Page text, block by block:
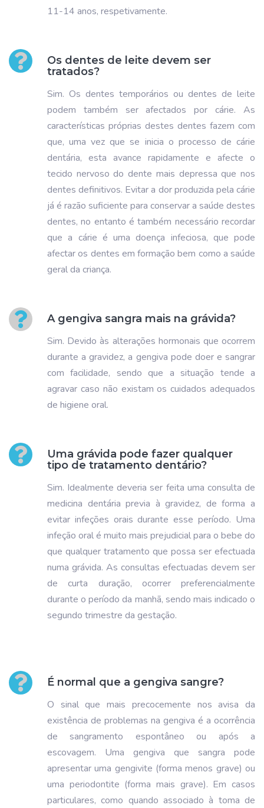
11-14 anos, respetivamente.
Os dentes de leite devem ser
tratados?
Sim. Os dentes temporários ou dentes de leite
podem também ser afectados por cárie. As
características próprias destes dentes fazem com
que, uma vez que se inicia o processo de cárie
dentária, esta avance rapidamente e afecte o
tecido nervoso do dente mais depressa que nos
dentes definitivos. Evitar a dor produzida pela cárie
já é razão suficiente para conservar a saúde destes
dentes, no entanto é também necessário recordar
que a cárie é uma doença infeciosa, que pode
afectar os dentes em formação bem como a saúde
geral da criança.
A gengiva sangra mais na grávida?
Sim. Devido às alterações hormonais que ocorrem
durante a gravidez, a gengiva pode doer e sangrar
com facilidade, sendo que a situação tende a
agravar caso não existam os cuidados adequados
de higiene oral.
Uma grávida pode fazer qualquer
tipo de tratamento dentário?
Sim. Idealmente deveria ser feita uma consulta de
medicina dentária previa à gravidez, de forma a
evitar infeções orais durante esse período. Uma
infeção oral é muito mais prejudicial para o bebe do
que qualquer tratamento que possa ser efectuada
numa grávida. As consultas efectuadas devem ser
de curta duração, ocorrer preferencialmente
durante o período da manhã, sendo mais indicado o
segundo trimestre da gestação.
É normal que a gengiva sangre?
O sinal que mais precocemente nos avisa da
existência de problemas na gengiva é a ocorrência
de sangramento espontâneo ou após a
escovagem. Uma gengiva que sangra pode
apresentar uma gengivite (forma menos grave) ou
uma periodontite (forma mais grave). Em casos
particulares, como quando associado à toma de